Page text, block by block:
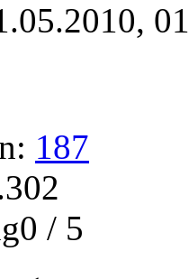
187
/ 5